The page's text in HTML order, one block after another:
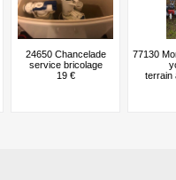
24650 Chancelade
service bricolage
19 €
77130
terrain